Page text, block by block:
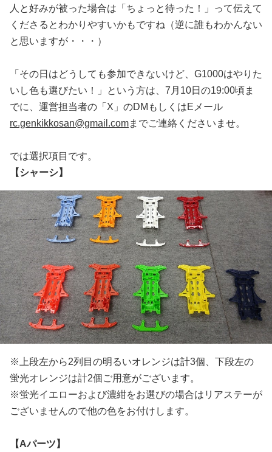
人と好みが被った場合は「ちょっと待った！」って伝えて
くださるとわかりやすいかもですね（逆に誰もわかんない
と思いますが・・・）
「その日はどうしても参加できないけど、G1000はやりた
いし色も選びたい！」という方は、7月10日の19:00頃ま
でに、運営担当者の「X」のDMもしくはEメール
rc.genkikkosan@gmail.comまでご連絡くださいませ。
では選択項目です。
【シャーシ】
※上段左から2列目の明るいオレンジは計3個、下段左の
蛍光オレンジは計2個ご用意がございます。
※蛍光イエローおよび濃紺をお選びの場合はリアステーが
ございませんので他の色をお付けします。
【Aパーツ】